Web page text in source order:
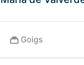
Goigs